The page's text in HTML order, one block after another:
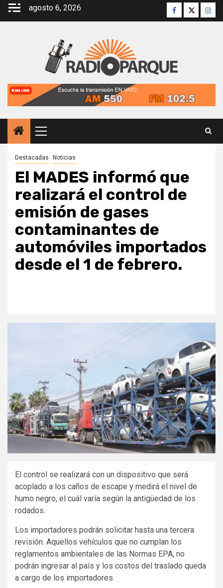
Saltar
agosto 6, 2026 Facebook
Twitter
Menú
principal
Destacadas Noticias
El MADES informó que
realizará el control de
emisión de gases
contaminantes de
automóviles importados
desde el 1 de febrero.
El control se realizará con un dispositivo que será
acoplado a los caños de escape y medirá el nivel de
humo negro, el cuál varía según la antigüedad de los
rodados.
Los importadores podrán solicitar hasta una tercera
revisión. Aquellos vehículos que no cumplan los
reglamentos ambientales de las Normas EPA, no
podrán ingresar al país y los costos del traslado queda
a cargo de los importadores.